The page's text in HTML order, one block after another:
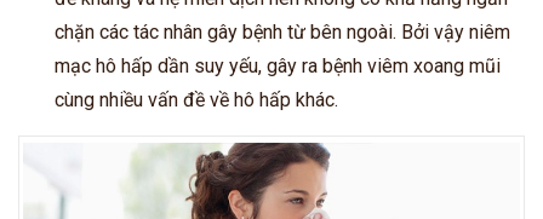
chặn các tác nhân gây bệnh từ bên ngoài. Bởi vậy niêm
mạc hô hấp dần suy yếu, gây ra bệnh viêm xoang mũi
cùng nhiều vấn đề về hô hấp khác.